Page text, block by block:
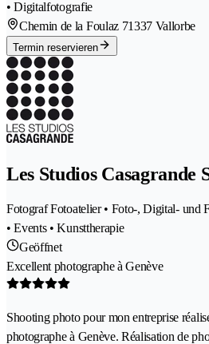
• Digitalfotografie
Chemin de la Foulaz 71337 Vallorbe
Termin reservieren
Les Studios Casagrande
Fotograf Fotoatelier • Foto-, Digital- und
• Events • Kunsttherapie
Geöffnet
Excellent photographe à Genève
Shooting photo pour mon entreprise
photographe à Genève. Réalisation de